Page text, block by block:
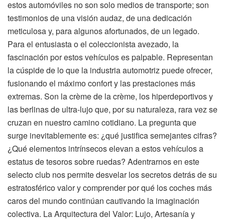
estos automóviles no son solo medios de transporte; son
testimonios de una visión audaz, de una dedicación
meticulosa y, para algunos afortunados, de un legado.
Para el entusiasta o el coleccionista avezado, la
fascinación por estos vehículos es palpable. Representan
la cúspide de lo que la industria automotriz puede ofrecer,
fusionando el máximo confort y las prestaciones más
extremas. Son la crème de la crème, los hiperdeportivos y
las berlinas de ultra-lujo que, por su naturaleza, rara vez se
cruzan en nuestro camino cotidiano. La pregunta que
surge inevitablemente es: ¿qué justifica semejantes cifras?
¿Qué elementos intrínsecos elevan a estos vehículos a
estatus de tesoros sobre ruedas? Adentrarnos en este
selecto club nos permite desvelar los secretos detrás de su
estratosférico valor y comprender por qué los coches más
caros del mundo continúan cautivando la imaginación
colectiva. La Arquitectura del Valor: Lujo, Artesanía y